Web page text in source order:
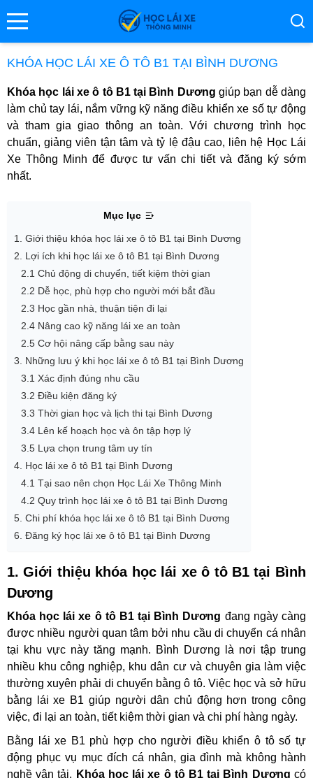
menu
KHÓA HỌC LÁI XE Ô TÔ B1 TẠI BÌNH DƯƠNG
Khóa học lái xe ô tô B1 tại Bình Dương giúp bạn dễ dàng
làm chủ tay lái, nắm vững kỹ năng điều khiển xe số tự động
và tham gia giao thông an toàn. Với chương trình học
chuẩn, giảng viên tận tâm và tỷ lệ đậu cao, liên hệ Học Lái
Xe Thông Minh để được tư vấn chi tiết và đăng ký sớm
nhất.
Mục lục
1. Giới thiệu khóa học lái xe ô tô B1 tại Bình Dương
2. Lợi ích khi học lái xe ô tô B1 tại Bình Dương
2.1 Chủ động di chuyển, tiết kiệm thời gian
2.2 Dễ học, phù hợp cho người mới bắt đầu
2.3 Học gần nhà, thuận tiện đi lại
2.4 Nâng cao kỹ năng lái xe an toàn
2.5 Cơ hội nâng cấp bằng sau này
3. Những lưu ý khi học lái xe ô tô B1 tại Bình Dương
3.1 Xác định đúng nhu cầu
3.2 Điều kiện đăng ký
3.3 Thời gian học và lịch thi tại Bình Dương
3.4 Lên kế hoạch học và ôn tập hợp lý
3.5 Lựa chọn trung tâm uy tín
4. Học lái xe ô tô B1 tại Bình Dương
4.1 Tại sao nên chọn Học Lái Xe Thông Minh
4.2 Quy trình học lái xe ô tô B1 tại Bình Dương
5. Chi phí khóa học lái xe ô tô B1 tại Bình Dương
6. Đăng ký học lái xe ô tô B1 tại Bình Dương
1. Giới thiệu khóa học lái xe ô tô B1 tại Bình
Dương
Khóa học lái xe ô tô B1 tại Bình Dương đang ngày càng
được nhiều người quan tâm bởi nhu cầu di chuyển cá nhân
tại khu vực này tăng mạnh. Bình Dương là nơi tập trung
nhiều khu công nghiệp, khu dân cư và chuyên gia làm việc
thường xuyên phải di chuyển bằng ô tô. Việc học và sở hữu
bằng lái xe B1 giúp người dân chủ động hơn trong công
việc, đi lại an toàn, tiết kiệm thời gian và chi phí hàng ngày.
Bằng lái xe B1 phù hợp cho người điều khiển ô tô số tự
động phục vụ mục đích cá nhân, gia đình mà không hành
nghề vận tải. Khóa học lái xe ô tô B1 tại Bình Dương có